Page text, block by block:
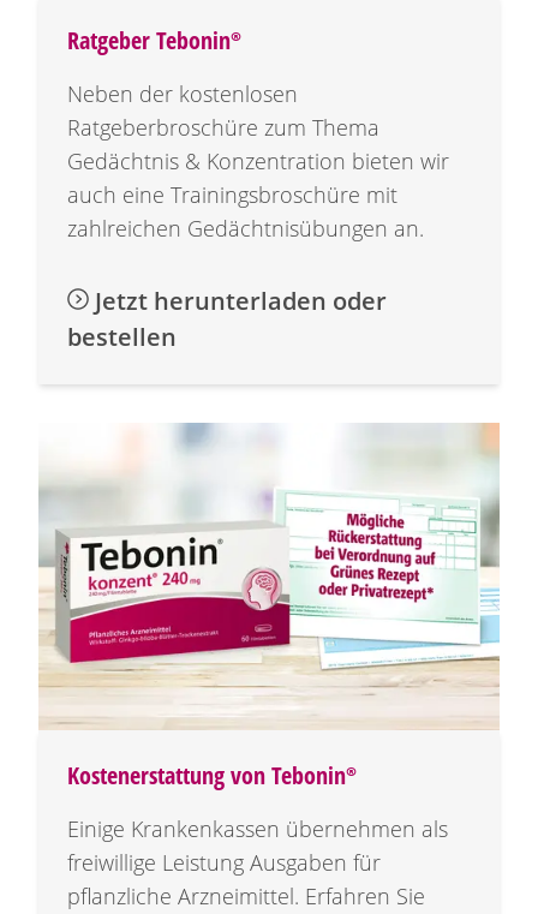
RatgeberTebonin®
Neben der kostenlosen
Ratgeberbroschüre zum Thema
Gedächtnis & Konzentration bieten wir
auch eine Trainingsbroschüre mit
zahlreichen Gedächtnisübungen an.
Jetzt herunterladen oder
bestellen
Kostenerstattung vonTebonin®
Einige Krankenkassen übernehmen als
freiwillige Leistung Ausgaben für
pflanzliche Arzneimittel. Erfahren Sie